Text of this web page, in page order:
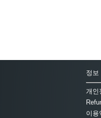
정보
개인
이용